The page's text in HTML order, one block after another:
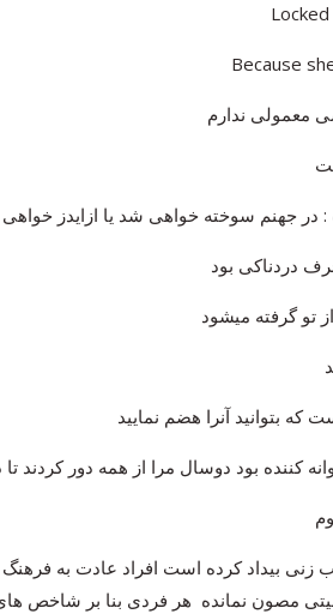
Because
کننده بود دوسال مرا از همه دور کردند
بیداد کرده است افراد عادت به
مصون نمانده هر فردی بنا بر شاخص